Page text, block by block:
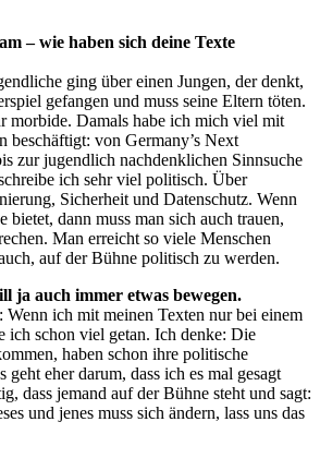
– wie haben sich deine Texte
ging über einen Jungen, der denkt,
gefangen und muss seine Eltern töten.
morbide. Damals habe ich mich viel mit
beschäftigt: von Germany’s Next
zur jugendlich nachdenklichen Sinnsuche
ich sehr viel politisch. Über
Sicherheit und Datenschutz. Wenn
bietet, dann muss man sich auch trauen,
Man erreicht so viele Menschen
auf der Bühne politisch zu werden.
ja auch immer etwas bewegen.
Wenn ich mit meinen Texten nur bei einem
ich schon viel getan. Ich denke: Die
haben schon ihre politische
eher darum, dass ich es mal gesagt
dass jemand auf der Bühne steht und sagt:
und jenes muss sich ändern, lass uns das